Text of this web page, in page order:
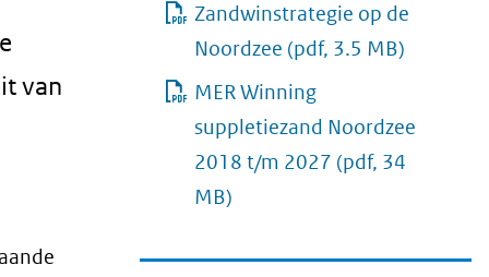
van
Zandwinstrategie op de
Noordzee (pdf, 3.5 MB)
MER Winning
suppletiezand Noordzee
2018 t/m 2027 (pdf, 34
MB)